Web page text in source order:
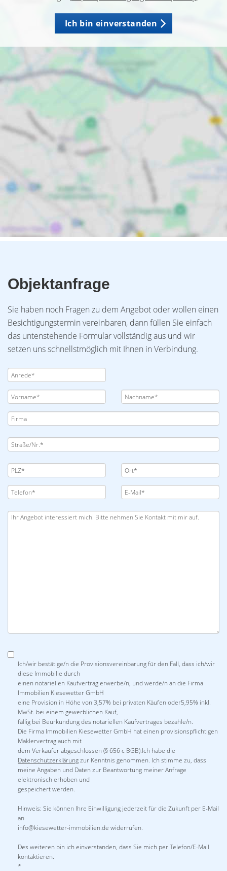
Ich bin einverstanden
Objektanfrage
Sie haben noch Fragen zu dem Angebot oder wollen einen
Besichtigungstermin vereinbaren, dann füllen Sie einfach
das untenstehende Formular vollständig aus und wir
setzen uns schnellstmöglich mit Ihnen in Verbindung.
Ich/wir bestätige/n die Provisionsvereinbarung für den Fall, dass ich/wir
diese Immobilie durch
einen notariellen Kaufvertrag erwerbe/n, und werde/n an die Firma
Immobilien Kiesewetter GmbH
eine Provision in Höhe von 3,57% bei privaten Käufen oder5,95% inkl.
MwSt. bei einem gewerblichen Kauf,
fällig bei Beurkundung des notariellen Kaufvertrages bezahle/n.
Die Firma Immobilien Kiesewetter GmbH hat einen provisionspflichtigen
Maklervertrag auch mit
dem Verkäufer abgeschlossen (§ 656 c BGB).Ich habe die
Datenschutzerklärungzur Kenntnis genommen. Ich stimme zu, dass
meine Angaben und Daten zur Beantwortung meiner Anfrage
elektronisch erhoben und
gespeichert werden.
Hinweis: Sie können Ihre Einwilligung jederzeit für die Zukunft per E-Mail
an
info@kiesewetter-immobilien.de widerrufen.
Des weiteren bin ich einverstanden, dass Sie mich per Telefon/E-Mail
kontaktieren.
*